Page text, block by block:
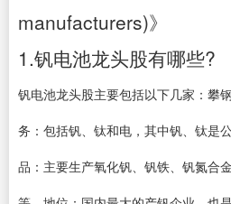
manufacturers)》
1.钒电池龙头股有哪些?
钒电池龙头股主要包括以下几家：攀
务：包括钒、钛和电，其中钒、钛是
品：主要生产氧化钒、钒铁、钒氮合